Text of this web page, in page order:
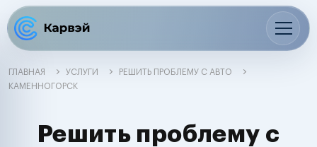
ГЛАВНАЯ УСЛУГИ
РЕШИТЬ ПРОБЛЕМУ С АВТО
КАМЕННОГОРСК
Решить проблему с